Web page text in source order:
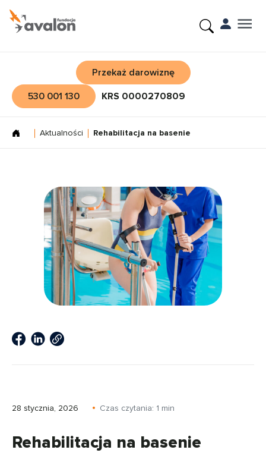
Przekaż darowiznę
530 001 130
KRS 0000270809
Aktualności Rehabilitacja na basenie
28 stycznia, 2026 Czas czytania: 1 min
Rehabilitacja na basenie